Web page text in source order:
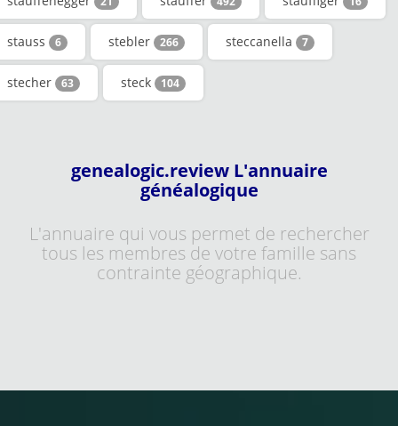
stauss 6 stebler 266 steccanella 7
stecher 63 steck 104
genealogic.review L'annuaire
généalogique
L'annuaire qui vous permet de rechercher
tous les membres de votre famille sans
contrainte géographique.